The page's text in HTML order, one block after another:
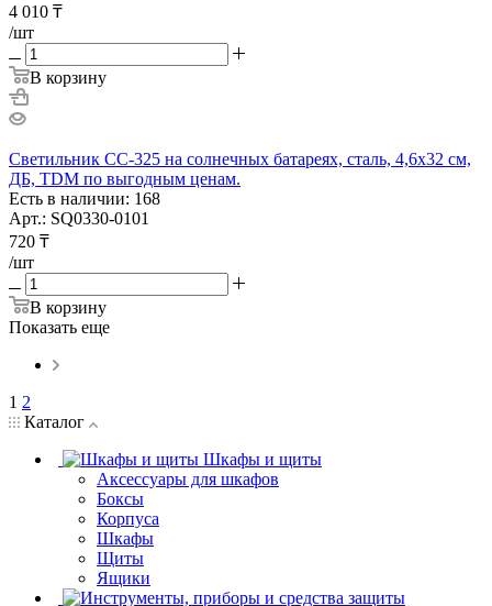
4 010 ₸
/шт
В корзину
Светильник СС-325 на солнечных батареях, сталь, 4,6х32 см,
ДБ, TDM по выгодным ценам.
Есть в наличии: 168
Арт.: SQ0330-0101
720 ₸
/шт
В корзину
Показать еще
1 2
Каталог
Шкафы и щиты
Аксессуары для шкафов
Боксы
Корпуса
Шкафы
Щиты
Ящики